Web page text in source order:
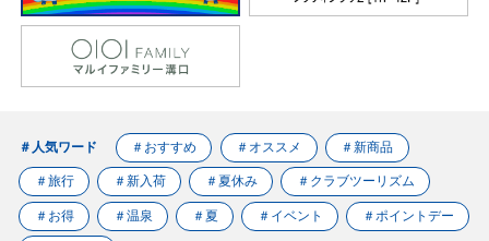
＃人気ワード ＃おすすめ ＃オススメ ＃新商品
＃旅行 ＃新入荷 ＃夏休み ＃クラブツーリズム
＃お得 ＃温泉 ＃夏 ＃イベント ＃ポイントデー